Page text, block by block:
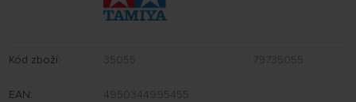
Kód zboží: 35055 79735055
EAN: 4950344995455